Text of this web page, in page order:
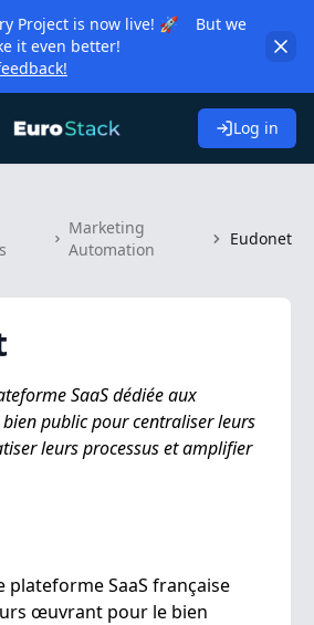
Project is now live! 🚀 But we
it even better!
Log in
Marketing
Automation
Eudonet
SaaS dédiée aux
public pour centraliser leurs
leurs processus et amplifier
plateforme SaaS française
œuvrant pour le bien